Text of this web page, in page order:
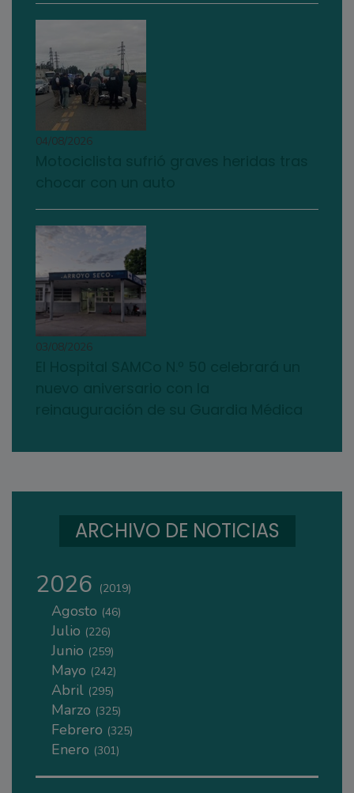
04/08/2026
03/08/2026
ARCHIVO DE NOTICIAS
2026 (2019)
Agosto (46)
Julio (226)
Junio (259)
Mayo (242)
Abril (295)
Marzo (325)
Febrero (325)
Enero (301)